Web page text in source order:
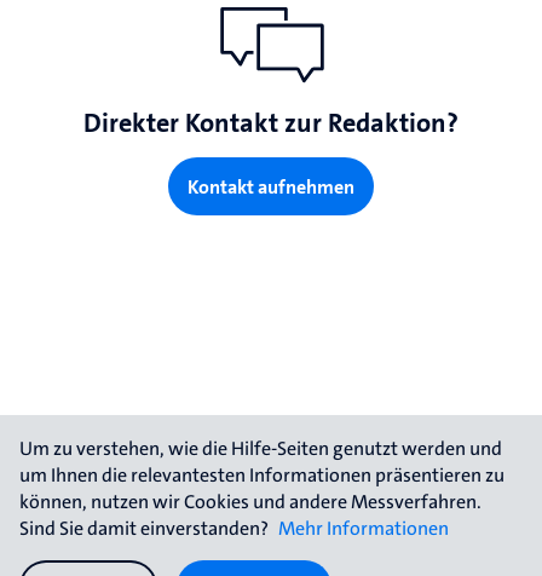
Direkter Kontakt zur Redaktion?
Kontakt aufnehmen
Um zu verstehen, wie die Hilfe-Seiten genutzt werden und
um Ihnen die relevantesten Informationen präsentieren zu
können, nutzen wir Cookies und andere Messverfahren.
Sind Sie damit einverstanden? Mehr Informationen